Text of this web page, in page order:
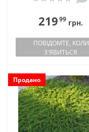
21999грн.
ПОВІДОМТЕ, КОЛИ
З'ЯВИТЬСЯ
Продано